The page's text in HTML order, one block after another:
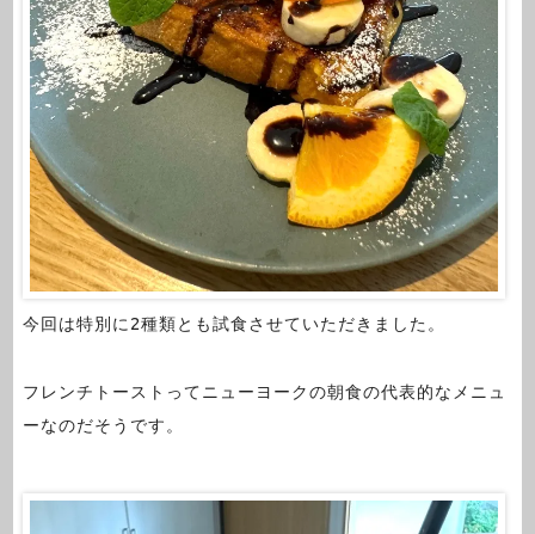
今回は特別に2種類とも試食させていただきました。
フレンチトーストってニューヨークの朝食の代表的なメニュ
ーなのだそうです。